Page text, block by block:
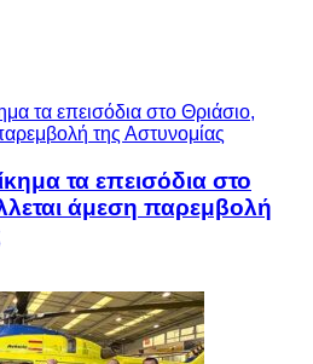
τα επεισόδια στο
άμεση παρεμβολή